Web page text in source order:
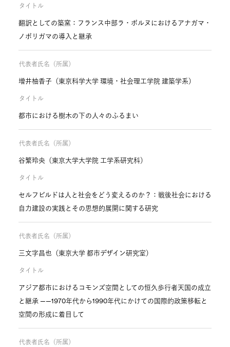
タイトル
翻訳としての築窯：フランス中部ラ・ボルヌにおけるアナガマ・
ノボリガマの導入と継承
代表者氏名（所属）
増井柚香子（東京科学大学 環境・社会理工学院 建築学系）
タイトル
都市における樹木の下の人々のふるまい
代表者氏名（所属）
谷繁玲央（東京大学大学院 工学系研究科）
タイトル
セルフビルドは人と社会をどう変えるのか？：戦後社会における
自力建設の実践とその思想的展開に関する研究
代表者氏名（所属）
三文字昌也（東京大学 都市デザイン研究室）
タイトル
アジア都市におけるコモンズ空間としての恒久歩行者天国の成立
と継承 ——1970年代から1990年代にかけての国際的政策移転と
空間の形成に着目して
代表者氏名（所属）